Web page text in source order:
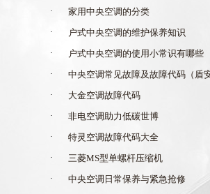
· 家用中央空调的分类
· 户式中央空调的维护保养知识
· 户式中央空调的使用小常识有哪些
· 中央空调常见故障及故障代码（盾安
· 大金空调故障代码
· 非电空调助力低碳世博
· 特灵空调故障代码大全
· 三菱MS型单螺杆压缩机
· 中央空调日常保养与紧急抢修